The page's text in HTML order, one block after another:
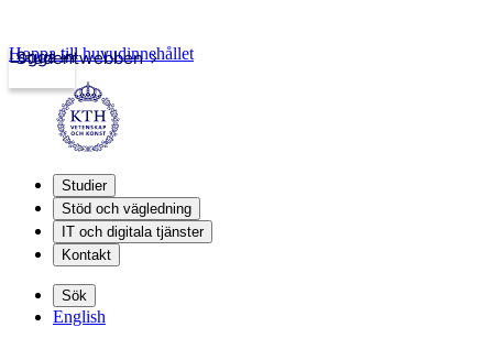
Studentwebben
Logga in
Hoppa till huvudinnehållet
Studier
Stöd och vägledning
IT och digitala tjänster
Kontakt
Sök
English